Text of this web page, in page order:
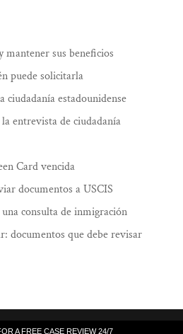
A FREE CASE REVIEW 24/7
sus beneficios
puede solicitarla
ciudadanía estadounidense
entrevista de ciudadanía
Card vencida
documentos a USCIS
consulta de inmigración
documentos que debe revisar
A FREE CASE REVIEW 24/7